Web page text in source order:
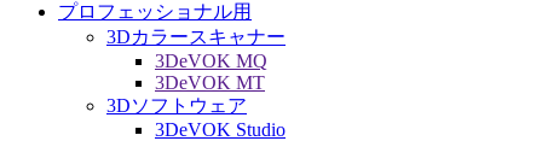
プロフェッショナル用
3Dカラースキャナー
3DeVOK MQ
3DeVOK MT
3Dソフトウェア
3DeVOK Studio